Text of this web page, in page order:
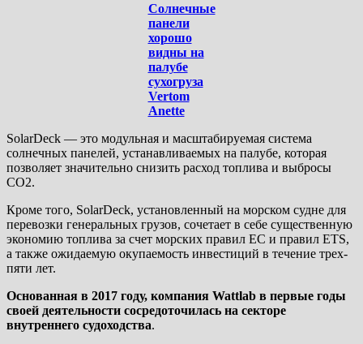
Солнечные
панели
хорошо
видны на
палубе
сухогруза
Vertom
Anette
SolarDeck — это модульная и масштабируемая система
солнечных панелей, устанавливаемых на палубе, которая
позволяет значительно снизить расход топлива и выбросы
CO2.
Кроме того, SolarDeck, установленный на морском судне для
перевозки генеральных грузов, сочетает в себе существенную
экономию топлива за счет морских правил ЕС и правил ETS,
а также ожидаемую окупаемость инвестиций в течение трех-
пяти лет.
Основанная в 2017 году, компания Wattlab в первые годы
своей деятельности сосредоточилась на секторе
внутреннего судоходства.